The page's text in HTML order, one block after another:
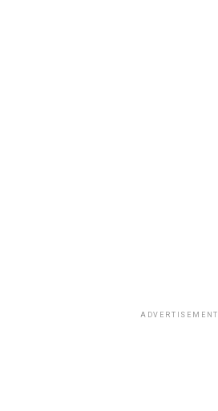
ADVERTISEMENT